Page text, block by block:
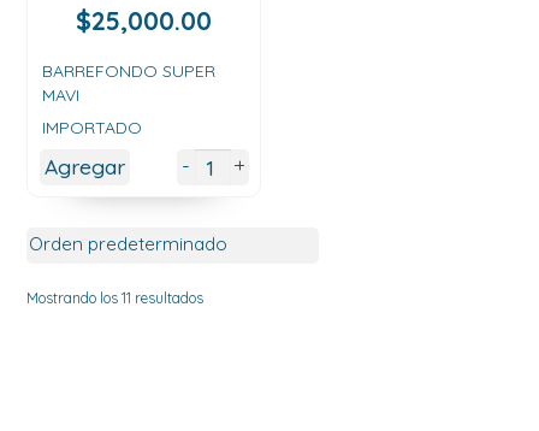
$25,000.00
BARREFONDO SUPER
MAVI
IMPORTADO
Agregar - +
Mostrando los 11 resultados